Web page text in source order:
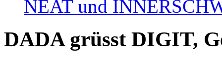
NEAT und
DADA grüsst DIGIT,